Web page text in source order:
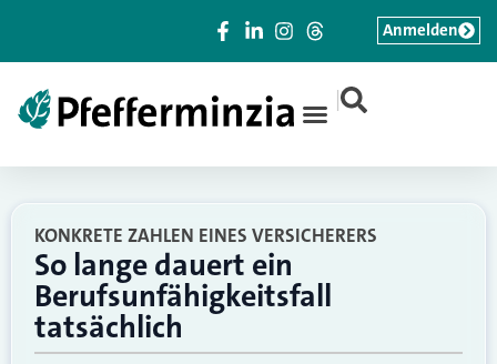
|
Anmelden
KONKRETE ZAHLEN EINES VERSICHERERS
So lange dauert ein
Berufsunfähigkeitsfall
tatsächlich